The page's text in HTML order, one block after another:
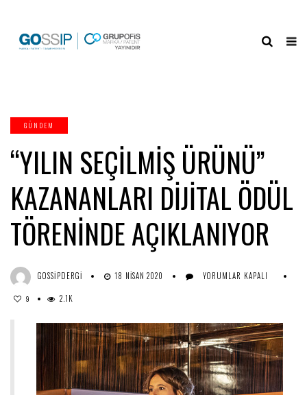
GÜNDEM
“YILIN SEÇILMIŞ ÜRÜNÜ”
KAZANANLARI DIJITAL ÖDÜL
TÖRENINDE AÇIKLANIYOR
GOSSIPDERGI 18 NISAN 2020
“YILIN
DIJITAL
ÖDÜL
TÖRENINDE
AÇIKLANIYOR
IÇIN
YORUMLAR KAPALI
9 2.1K